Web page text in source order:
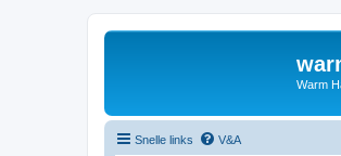
Warm
Snelle links V&A